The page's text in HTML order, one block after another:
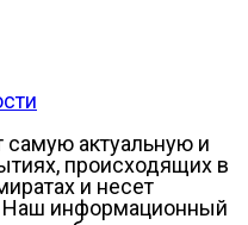
самую актуальную и
происходящих в
и несет
Наш информационный